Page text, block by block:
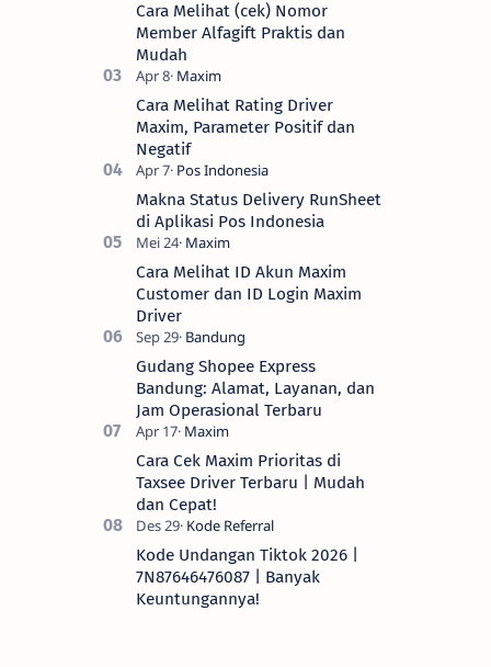
Cara Melihat (cek) Nomor
Member Alfagift Praktis dan
Mudah
Cara Melihat Rating Driver
Maxim, Parameter Positif dan
Negatif
Makna Status Delivery RunSheet
di Aplikasi Pos Indonesia
Cara Melihat ID Akun Maxim
Customer dan ID Login Maxim
Driver
Gudang Shopee Express
Bandung: Alamat, Layanan, dan
Jam Operasional Terbaru
Cara Cek Maxim Prioritas di
Taxsee Driver Terbaru | Mudah
dan Cepat!
Kode Undangan Tiktok 2026 |
7N87646476087 | Banyak
Keuntungannya!